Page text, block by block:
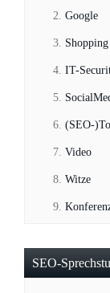
Google
Shopping
IT-
(SEO-
Video
Witze
SEO-